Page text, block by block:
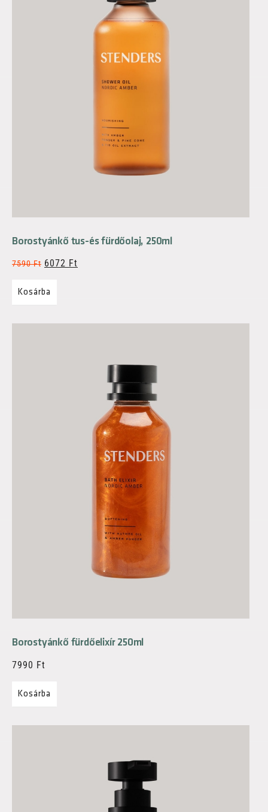
Borostyánkő tus-és fürdőolaj, 250ml
7590Ft 6072 Ft
Kosárba
Borostyánkő fürdőelixír 250ml
7990 Ft
Kosárba